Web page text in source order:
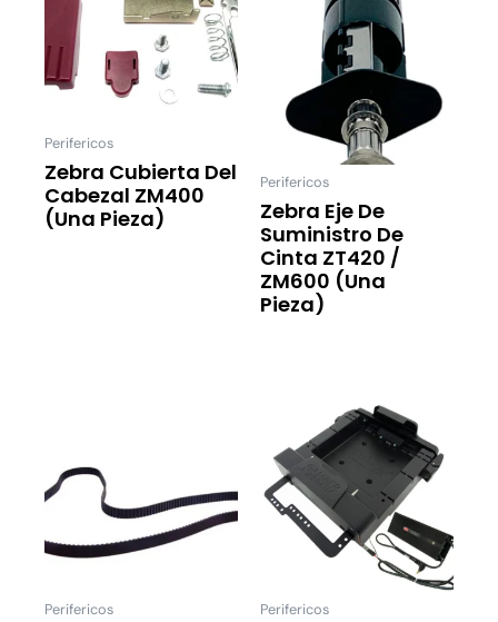
Perifericos
Zebra Cubierta Del
Cabezal ZM400
(una Pieza)
Perifericos
Zebra Eje De
Suministro De
Cinta ZT420 /
ZM600 (una
Pieza)
Perifericos Perifericos